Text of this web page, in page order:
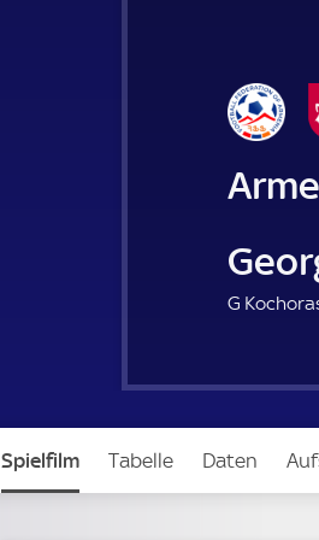
G
Spielfilm Tabelle Daten